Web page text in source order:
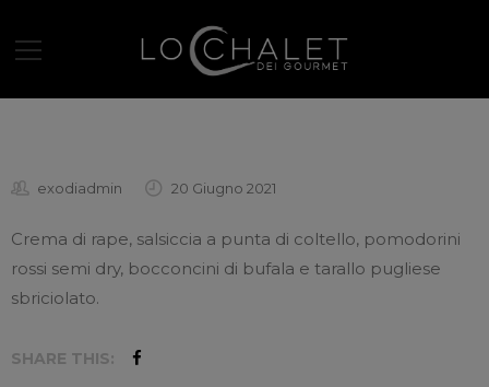
exodiadmin 20 Giugno 2021
Crema di rape, salsiccia a punta di coltello, pomodorini
rossi semi dry, bocconcini di bufala e tarallo pugliese
sbriciolato.
SHARE THIS: